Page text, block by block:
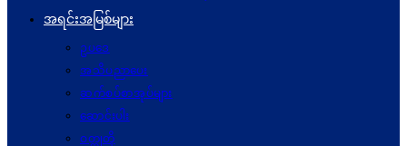
အရင်းအမြစ်များ
ဥပဒေ
အသိပညာပေး
ဆက်စပ်စာအုပ်များ
ဆောင်းပါး
ဝတ္ထုတို